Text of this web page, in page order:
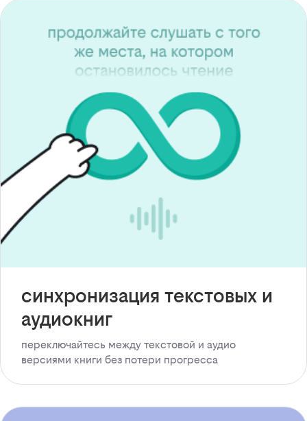
синхронизация текстовых и
аудиокниг
переключайтесь между текстовой и аудио
версиями книги без потери прогресса